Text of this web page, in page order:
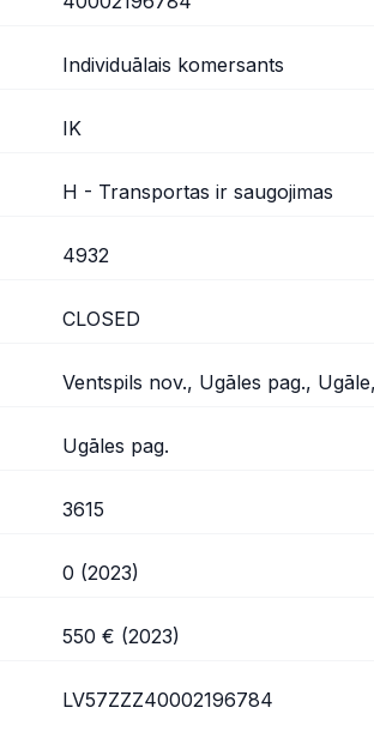
Individuālais komersants
IK
H - Transportas ir saugojimas
4932
CLOSED
Ventspils nov., Ugāles pag.,
Ugāles pag.
3615
0 (2023)
550 € (2023)
LV57ZZZ40002196784